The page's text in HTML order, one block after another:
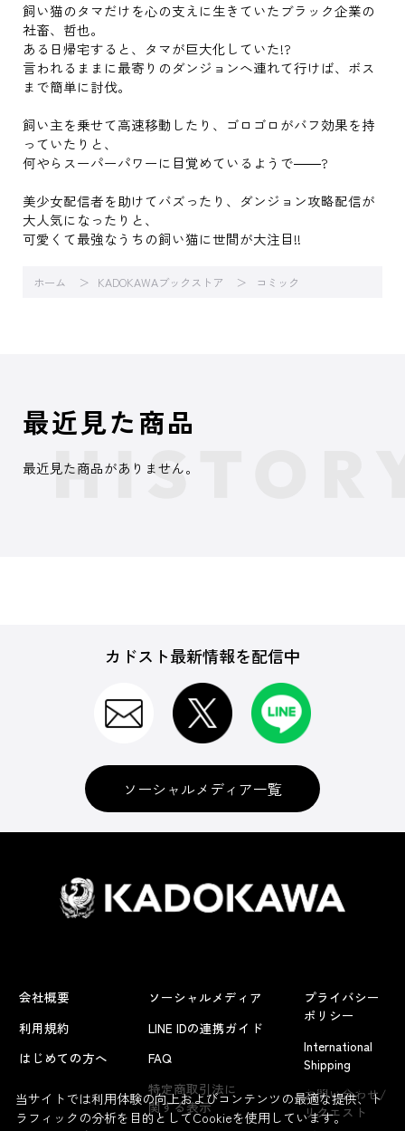
飼い猫のタマだけを心の支えに生きていたブラック企業の
社畜、哲也。
ある日帰宅すると、タマが巨大化していた!?
言われるままに最寄りのダンジョンへ連れて行けば、ボス
まで簡単に討伐。
飼い主を乗せて高速移動したり、ゴロゴロがバフ効果を持
っていたりと、
何やらスーパーパワーに目覚めているようで――?
美少女配信者を助けてバズったり、ダンジョン攻略配信が
大人気になったりと、
可愛くて最強なうちの飼い猫に世間が大注目!!
ホーム KADOKAWAブックストア コミック
よくあるお問い合わせ
最近見た商品
最近見た商品がありません。
カドスト最新情報を配信中
ソーシャルメディア一覧
会社概要
利用規約
はじめての方へ
ソーシャルメディア
LINE IDの連携ガイド
FAQ
特定商取引法に
関する表示
プライバシー
ポリシー
International
Shipping
お問い合わせ/
リクエスト
当サイトでは利用体験の向上およびコンテンツの最適な提供、ト
ラフィックの分析を目的としてCookieを使用しています。